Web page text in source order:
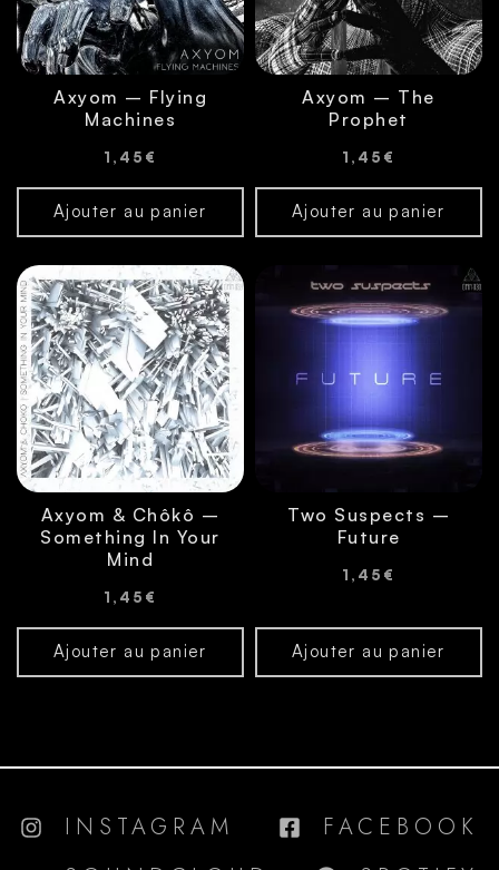
Axyom – Flying
Machines
1,45 €
Ajouter au panier
Axyom – The
Prophet
1,45 €
Ajouter au panier
Axyom & Chôkô –
Something In Your
Mind
1,45 €
Ajouter au panier
Two Suspects –
Future
1,45 €
Ajouter au panier
INSTAGRAM
FACEBOOK